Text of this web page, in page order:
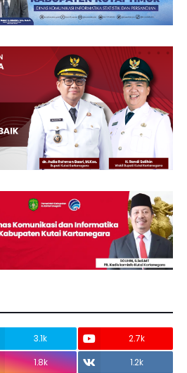
3.1k
2.7k
1.8k 1.2k